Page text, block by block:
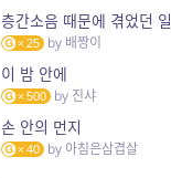
층간소음 때문에 겪었던 일
25 by 배짱이
이 밤 안에
500 by 진샤
손 안의 먼지
40 by 아침은삼겹살